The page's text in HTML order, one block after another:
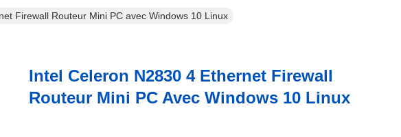
Firewall Routeur Mini PC avec Windows 10 Linux
Intel Celeron N2830 4 Ethernet Firewall
Routeur Mini PC Avec Windows 10 Linux